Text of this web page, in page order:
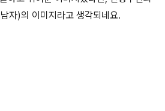
자)의 이미지라고 생각되네요.